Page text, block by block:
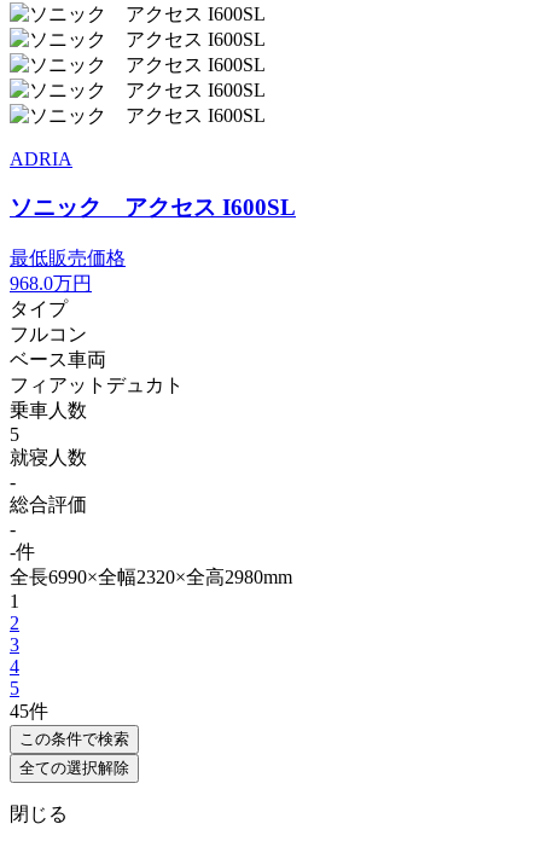
ADRIA
ソニック アクセス I600SL
最低販売価格
968.0万円
タイプ
フルコン
ベース車両
フィアットデュカト
乗車人数
5
就寝人数
-
総合評価
-
-件
全長6990×全幅2320×全高2980mm
1
2
3
4
5
45件
この条件で検索
全ての選択解除
閉じる